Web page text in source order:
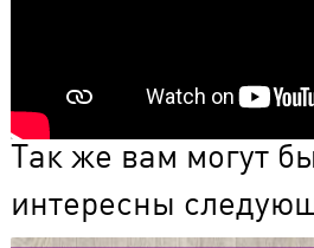
Так же вам могут
интересны